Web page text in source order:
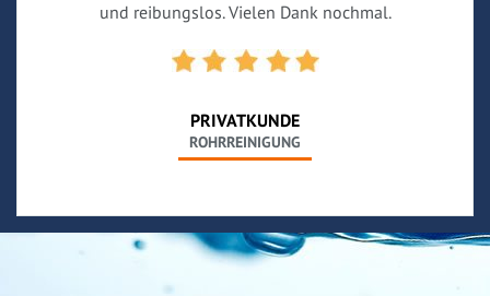
und reibungslos. Vielen Dank nochmal.
PRIVATKUNDE
ROHRREINIGUNG